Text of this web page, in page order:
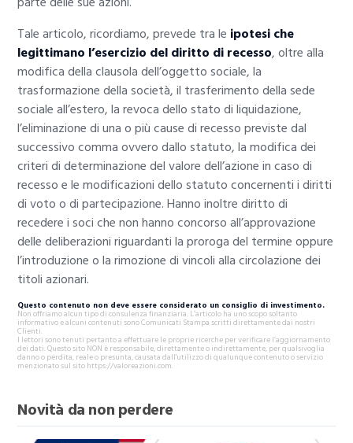
Tale articolo, ricordiamo, prevede tra le ipotesi che
legittimano l’esercizio del diritto di recesso, oltre alla
modifica della clausola dell’oggetto sociale, la
trasformazione della società, il trasferimento della sede
sociale all’estero, la revoca dello stato di liquidazione,
l’eliminazione di una o più cause di recesso previste dal
successivo comma ovvero dallo statuto, la modifica dei
criteri di determinazione del valore dell’azione in caso di
recesso e le modificazioni dello statuto concernenti i diritti
di voto o di partecipazione. Hanno inoltre diritto di
recedere i soci che non hanno concorso all’approvazione
delle deliberazioni riguardanti la proroga del termine oppure
l’introduzione o la rimozione di vincoli alla circolazione dei
titoli azionari.
Questo contenuto non deve essere considerato un consiglio di investimento.
Non offriamo alcun tipo di consulenza finanziaria. L’articolo ha uno scopo soltanto
informativo e alcuni contenuti sono Comunicati Stampa scritti direttamente dai nostri
Clienti.
I lettori sono tenuti pertanto a effettuare le proprie ricerche per verificare l’aggiornamento
dei dati. Questo sito NON è responsabile, direttamente o indirettamente, per qualsivoglia
danno o perdita, reale o presunta, causata dall'utilizzo di qualunque contenuto o servizio
menzionato sul sito https://valoreazioni.com.
Novità da non perdere